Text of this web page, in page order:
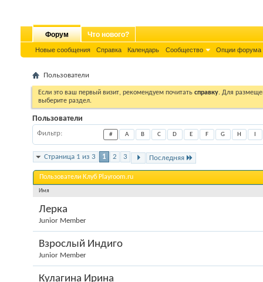
Форум
Новые сообщения Справка Календарь Сообщество Опции форума
Что нового?
Пользователи
Если это ваш первый визит, рекомендуем почитать справку. Для
выберите раздел.
Пользователи
Фильтр # A B C D E F G H
Страница 1 из 3 1 2 3 Последняя
Пользователи Клуб Playroom.ru
Имя
Лерка
Junior Member
Взрослый Индиго
Junior Member
Кулагина Ирина